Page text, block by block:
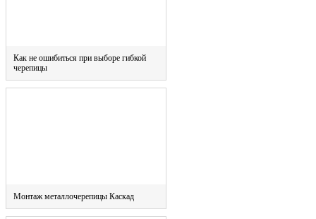
Как не ошибиться при выборе гибкой
черепицы
Монтаж металлочерепицы Каскад